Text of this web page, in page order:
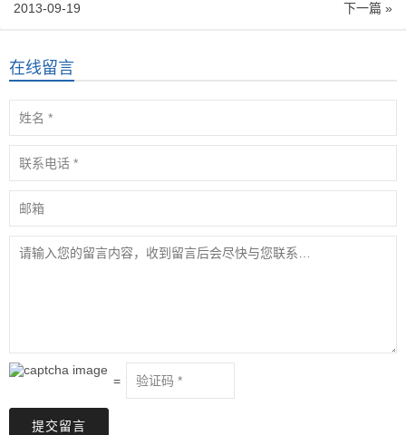
下一篇 »
2013-09-19
在线留言
=
提交留言